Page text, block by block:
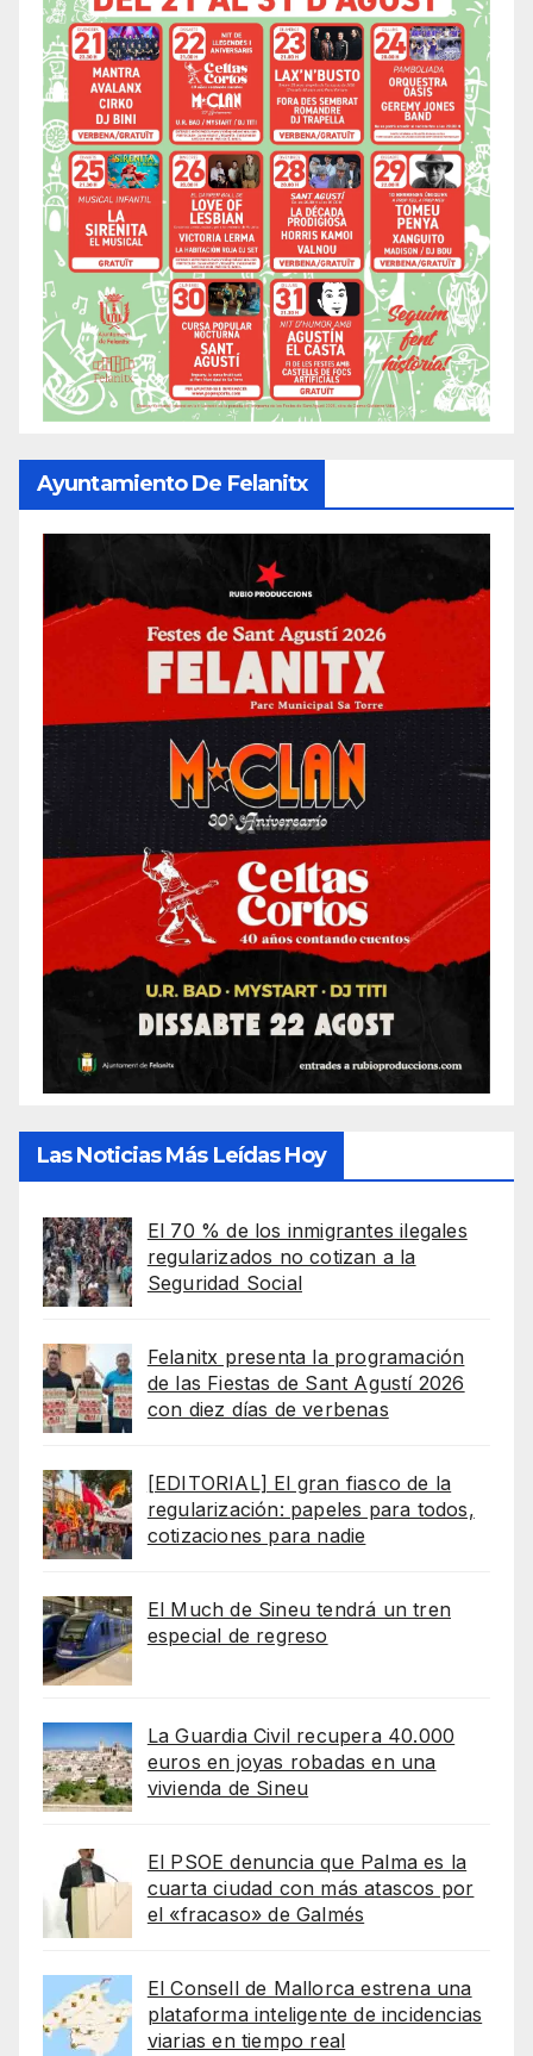
Ayuntamiento De Felanitx
Las Noticias Más Leídas Hoy
El 70 % de los inmigrantes ilegales
regularizados no cotizan a la
Seguridad Social
Felanitx presenta la programación
de las Fiestas de Sant Agustí 2026
con diez días de verbenas
[EDITORIAL] El gran fiasco de la
regularización: papeles para todos,
cotizaciones para nadie
El Much de Sineu tendrá un tren
especial de regreso
La Guardia Civil recupera 40.000
euros en joyas robadas en una
vivienda de Sineu
El PSOE denuncia que Palma es la
cuarta ciudad con más atascos por
el «fracaso» de Galmés
El Consell de Mallorca estrena una
plataforma inteligente de incidencias
viarias en tiempo real